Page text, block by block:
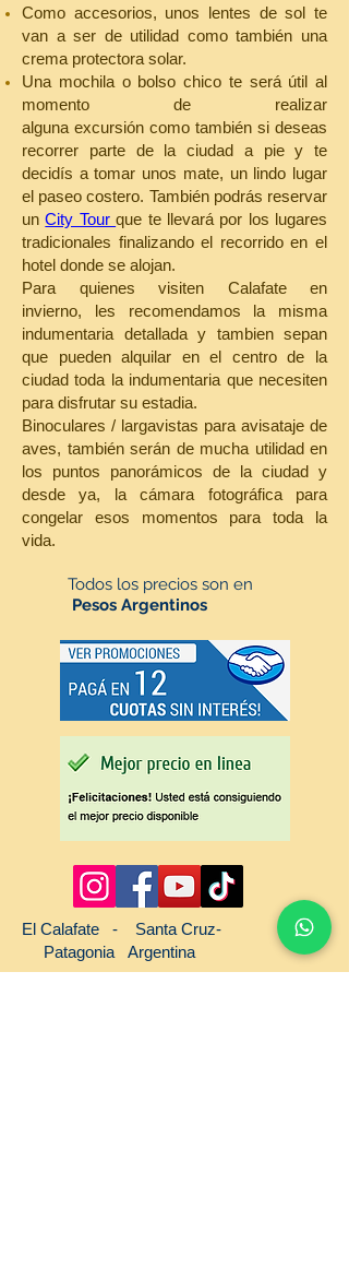
Como accesorios, unos lentes de sol te
van a ser de utilidad como también una
crema protectora solar.
Una mochila o bolso chico te será útil al
momento de realizar
alguna excursión como también si deseas
recorrer parte de la ciudad a pie y te
decidís a tomar unos mate, un lindo lugar
el paseo costero. También podrás reservar
unCity Tourque te llevará por los lugares
tradicionales finalizando el recorrido en el
hotel donde se alojan.
Para quienes visiten Calafate en
invierno, les recomendamos la misma
indumentaria detallada y tambien sepan
que pueden alquilar en el centro de la
ciudad toda la indumentaria que necesiten
para disfrutar su estadia.
Binoculares / largavistas para avisataje de
aves, también serán de mucha utilidad en
los puntos panorámicos de la ciudad y
desde ya, la cámara fotográfica para
congelar esos momentos para toda la
vida.
Todos los precios son en
Pesos Argentinos
El Calafate - Santa Cruz-
Patagonia Argentina